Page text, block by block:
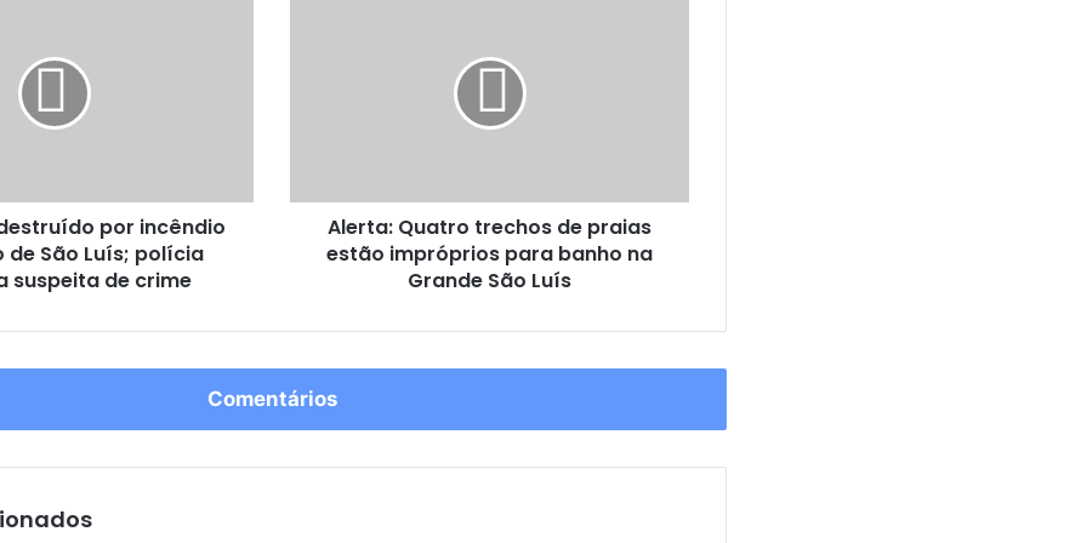
por incêndio
de São Luís; polícia
suspeita de crime
u
t
c
h
Alerta: Quatro trechos de praias
estão impróprios para banho na
Grande São Luís
Comentários